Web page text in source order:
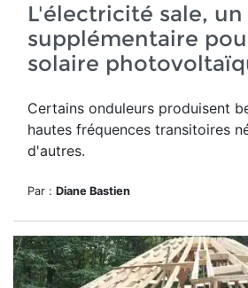
L'électricité sale,
supplémentaire
solaire
Certains onduleurs produisent
hautes fréquences transitoires
d'autres.
Par : Diane Bastien